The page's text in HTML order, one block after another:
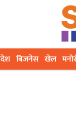
बिजनेस खेल